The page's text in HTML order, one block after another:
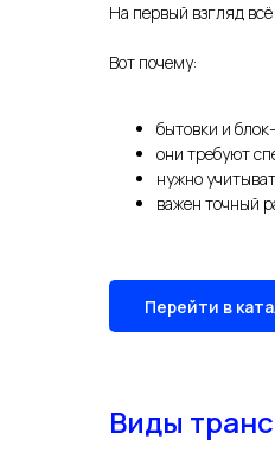
На первый взгляд
Вот почему:
бытовки и
они требуют
нужно
важен точный
Перейти в
Виды